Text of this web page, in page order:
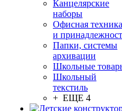
Канцелярские
наборы
Офисная техника
и
Папки, системы
архивации
Школьные
Школьный
текстиль
+ ЕЩЕ 4